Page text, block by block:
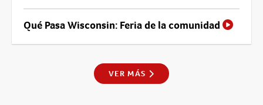
Qué Pasa Wisconsin: Feria de la comunidad
VER MÁS